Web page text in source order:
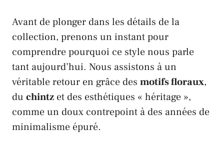
Avant de plonger dans les détails de la
collection, prenons un instant pour
comprendre pourquoi ce style nous parle
tant aujourd’hui. Nous assistons à un
véritable retour en grâce des motifs floraux,
du chintz et des esthétiques « héritage »,
comme un doux contrepoint à des années de
minimalisme épuré.